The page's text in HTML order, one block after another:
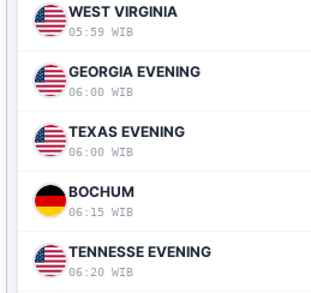
WEST VIRGINIA
05:59 WIB
GEORGIA EVENING
06:00 WIB
TEXAS EVENING
06:00 WIB
BOCHUM
06:15 WIB
TENNESSE EVENING
06:20 WIB